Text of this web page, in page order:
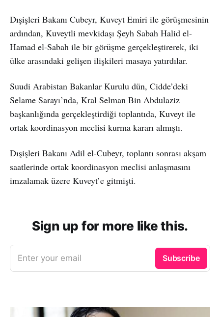
Dışişleri Bakanı Cubeyr, Kuveyt Emiri ile görüşmesinin
ardından, Kuveytli mevkidaşı Şeyh Sabah Halid el-
Hamad el-Sabah ile bir görüşme gerçekleştirerek, iki
ülke arasındaki gelişen ilişkileri masaya yatırdılar.
Suudi Arabistan Bakanlar Kurulu dün, Cidde’deki
Selame Sarayı’nda, Kral Selman Bin Abdulaziz
başkanlığında gerçekleştirdiği toplantıda, Kuveyt ile
ortak koordinasyon meclisi kurma kararı almıştı.
Dışişleri Bakanı Adil el-Cubeyr, toplantı sonrası akşam
saatlerinde ortak koordinasyon meclisi anlaşmasını
imzalamak üzere Kuveyt’e gitmişti.
Sign up for more like this.
Enter your email Subscribe